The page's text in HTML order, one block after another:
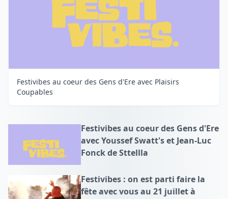
Festivibes au coeur des Gens d'Ere avec Plaisirs
Coupables
Festivibes au coeur des Gens d'Ere
avec Youssef Swatt's et Jean-Luc
Fonck de Sttellla
Festivibes : on est parti faire la
fête avec vous au 21 juillet à